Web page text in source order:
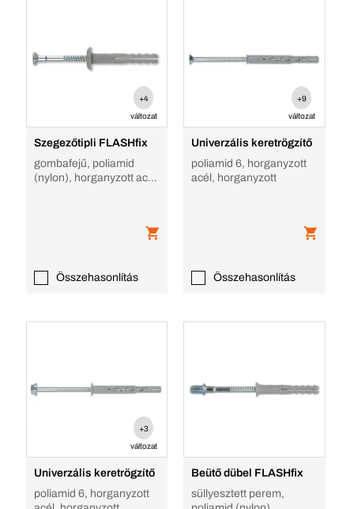
+4
változat
Szegezőtipli FLASHfix
gombafejű, poliamid
(nylon), horganyzott acél,
Összehasonlítás
+9
változat
Univerzális keretrögzítő
poliamid 6, horganyzott
acél, horganyzott
Összehasonlítás
+3
változat
Univerzális keretrögzítő
poliamid 6, horganyzott
Beütő dübel FLASHfix
süllyesztett perem,